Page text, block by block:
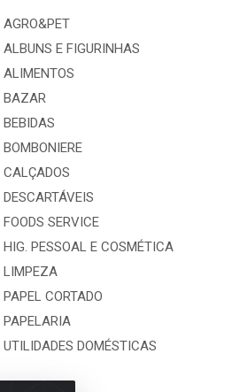
AGRO&PET
ALBUNS E FIGURINHAS
ALIMENTOS
BAZAR
BEBIDAS
BOMBONIERE
CALÇADOS
DESCARTÁVEIS
FOODS SERVICE
HIG. PESSOAL E COSMÉTICA
LIMPEZA
PAPEL CORTADO
PAPELARIA
UTILIDADES DOMÉSTICAS